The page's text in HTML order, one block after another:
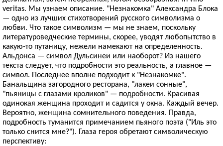
veritas. Мы узнаем описание. "Незнакомка" Александра Блока
— одно из лучших стихотворений русского символизма о
любви. Что такое символизм — мы не знаем, поскольку
литературоведческие термины, скорее, уводят любопытство в
какую-то путаницу, нежели намекают на определенность.
Альдонса — символ Дульсинеи или наоборот? Из нашего
текста следует, что подробности это реальность, а главное —
символ. Последнее вполне подходит к "Незнакомке".
Банальщина загородного ресторана, "лакеи сонные",
"пьяницы с глазами кроликов" — подробности. Красивая
одинокая женщина проходит и садится у окна. Каждый вечер.
Вероятно, женщина сомнительного поведения. Правда,
подробность туманится примечанием пьяного поэта ("Иль это
только снится мне?"). Глаза героя обретают символическую
перспективу: